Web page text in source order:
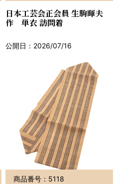
日本工芸会正会員 生駒暉夫
作 単衣 訪問着
公開日：2026/07/16
商品番号：5118